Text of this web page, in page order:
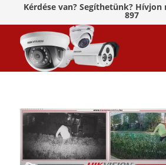
Kérdése van? Segíthetünk? Hívjon
897